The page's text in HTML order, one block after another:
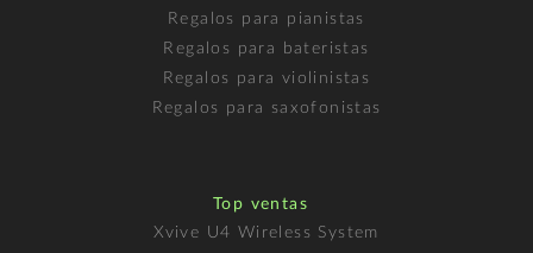
Regalos para pianistas
Regalos para bateristas
Regalos para violinistas
Regalos para saxofonistas
Top ventas
Xvive U4 Wireless System